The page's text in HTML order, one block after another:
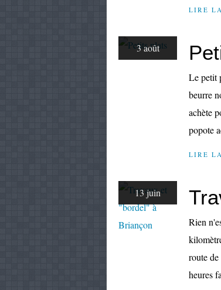
LIRE
3 août
Le petit
beurre
achète
popote
LIRE
13 juin
Rien
route
heures